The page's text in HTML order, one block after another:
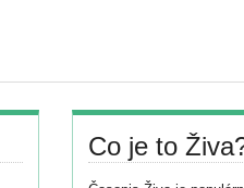
Co je to